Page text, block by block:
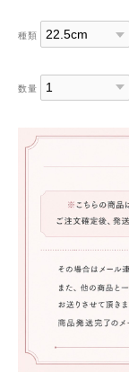
種類
数量